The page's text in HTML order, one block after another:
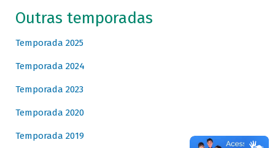
Outras temporadas
Temporada 2025
Temporada 2024
Temporada 2023
Temporada 2020
Temporada 2019